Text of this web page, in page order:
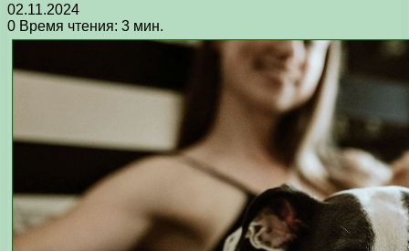
02.11.2024
0 Время чтения: 3 мин.